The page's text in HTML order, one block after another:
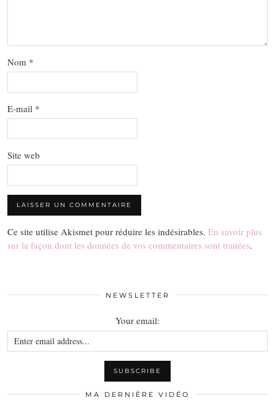
Nom *
E-mail *
Site web
Ce site utilise Akismet pour réduire les indésirables. En savoir plus
sur la façon dont les données de vos commentaires sont traitées.
NEWSLETTER
Your email:
MA DERNIÈRE VIDÉO